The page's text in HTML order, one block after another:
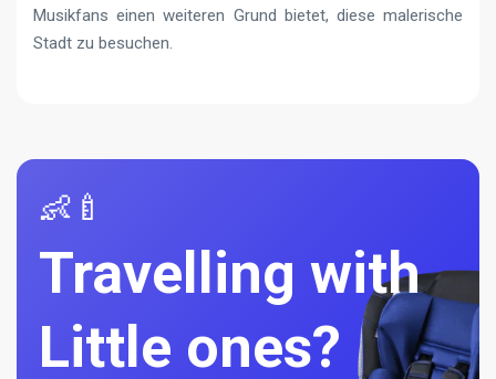
Musikfans einen weiteren Grund bietet, diese malerische
Stadt zu besuchen.
👶🍼
Travelling with
Little ones?